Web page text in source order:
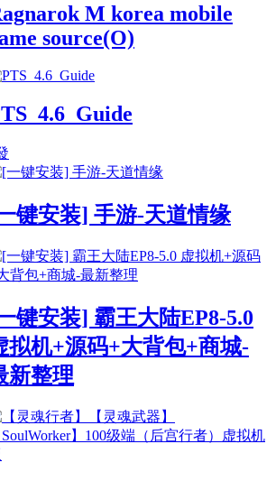
M korea mobile
source(O)
键安装] 手游-天道情缘
键安装] 霸王大陆EP8-5.0
拟机+源码+大背包+商城-
新整理